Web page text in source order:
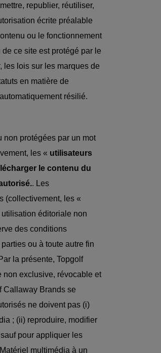
republier, réutiliser,
écrite préalable
ou le fonctionnement
ce site est protégé par le
les lois sur les marques de
en matière de
résilié.
non protégées par un mot
les « utilisateurs
le contenu du
. Les
(collectivement, les «
éditoriale non
des conditions
ou à toute autre fin
la présente, Topgolf
exclusive, révocable et
Callaway Brands se
ne doivent pas (i)
; (ii) reproduire, modifier
pour appliquer les
multimédia à un